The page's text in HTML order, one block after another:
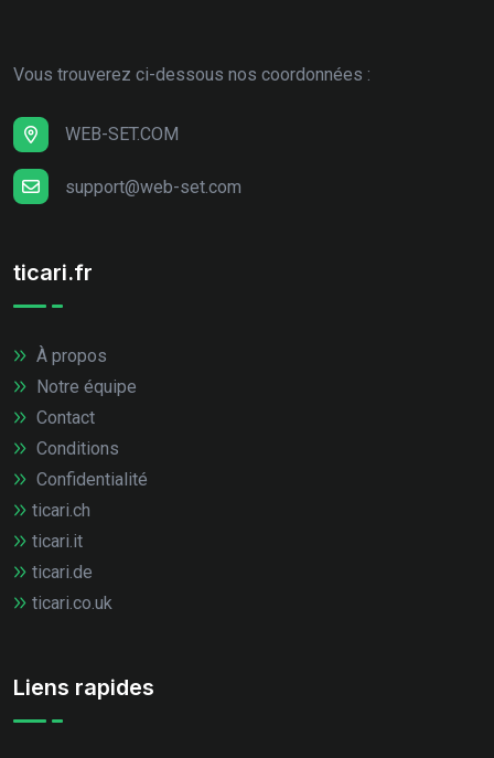
Vous trouverez ci-dessous nos coordonnées :
WEB-SET.COM
support@web-set.com
ticari.fr
À propos
Notre équipe
Contact
Conditions
Confidentialité
ticari.ch
ticari.it
ticari.de
ticari.co.uk
Liens rapides